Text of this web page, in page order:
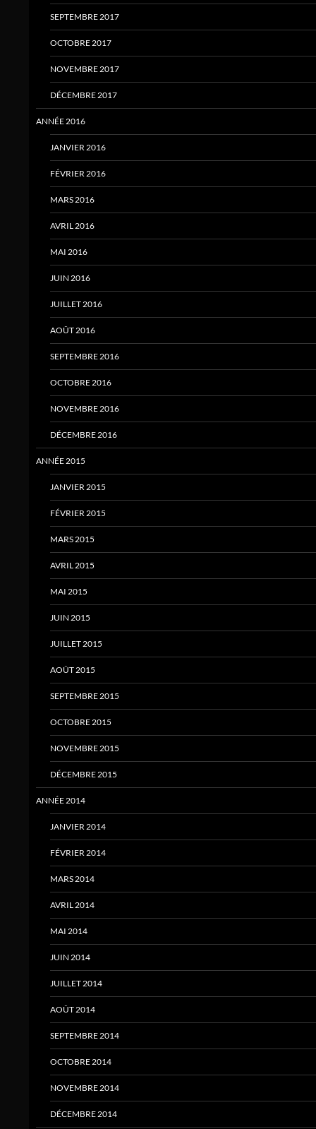
SEPTEMBRE 2017
OCTOBRE 2017
NOVEMBRE 2017
DÉCEMBRE 2017
ANNÉE 2016
JANVIER 2016
FÉVRIER 2016
MARS 2016
AVRIL 2016
MAI 2016
JUIN 2016
JUILLET 2016
AOÛT 2016
SEPTEMBRE 2016
OCTOBRE 2016
NOVEMBRE 2016
DÉCEMBRE 2016
ANNÉE 2015
JANVIER 2015
FÉVRIER 2015
MARS 2015
AVRIL 2015
MAI 2015
JUIN 2015
JUILLET 2015
AOÛT 2015
SEPTEMBRE 2015
OCTOBRE 2015
NOVEMBRE 2015
DÉCEMBRE 2015
ANNÉE 2014
JANVIER 2014
FÉVRIER 2014
MARS 2014
AVRIL 2014
MAI 2014
JUIN 2014
JUILLET 2014
AOÛT 2014
SEPTEMBRE 2014
OCTOBRE 2014
NOVEMBRE 2014
DÉCEMBRE 2014